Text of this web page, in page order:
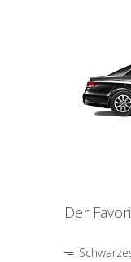
Der